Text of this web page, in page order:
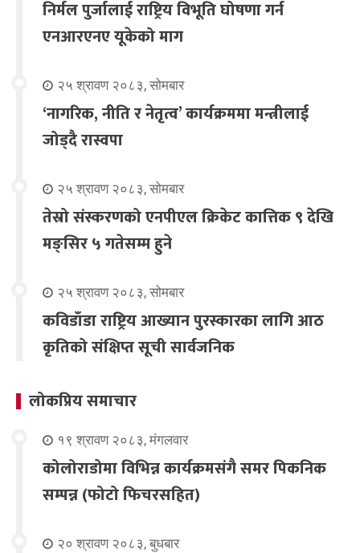
निर्मल पुर्जालाई राष्ट्रिय विभूति घोषणा गर्न
एनआरएनए यूकेको माग
२५ श्रावण २०८३, सोमबार
‘नागरिक, नीति र नेतृत्व’ कार्यक्रममा मन्त्रीलाई
जोड्दै रास्वपा
२५ श्रावण २०८३, सोमबार
तेस्रो संस्करणको एनपीएल क्रिकेट कात्तिक ९ देखि
मङ्सिर ५ गतेसम्म हुने
२५ श्रावण २०८३, सोमबार
कविडाँडा राष्ट्रिय आख्यान पुरस्कारका लागि आठ
कृतिको संक्षिप्त सूची सार्वजनिक
लोकप्रिय समाचार
१९ श्रावण २०८३, मंगलवार
कोलोराडोमा विभिन्न कार्यक्रमसंगै समर पिकनिक
सम्पन्न (फोटो फिचरसहित)
२० श्रावण २०८३, बुधबार